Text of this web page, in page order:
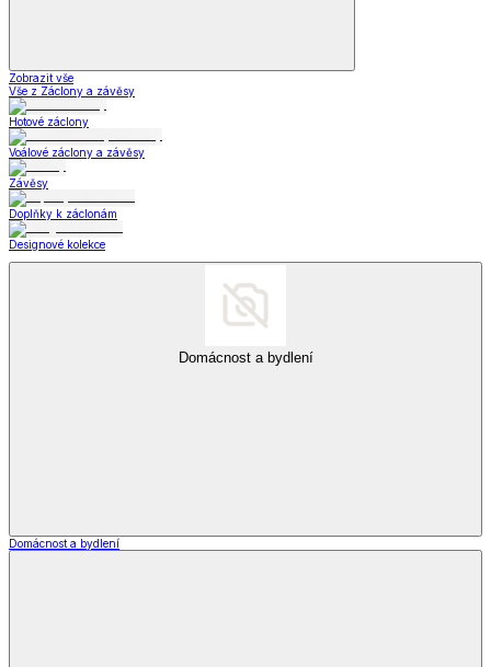
Zobrazit vše
Vše z Záclony a závěsy
Hotové záclony
Voálové záclony a závěsy
Závěsy
Doplňky k záclonám
Designové kolekce
Domácnost a bydlení
Domácnost a bydlení